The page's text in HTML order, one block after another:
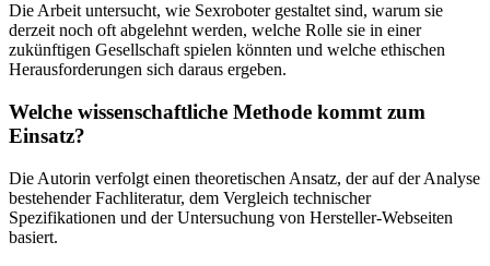
Die Arbeit untersucht, wie Sexroboter gestaltet sind, warum sie
derzeit noch oft abgelehnt werden, welche Rolle sie in einer
zukünftigen Gesellschaft spielen könnten und welche ethischen
Herausforderungen sich daraus ergeben.
Welche wissenschaftliche Methode kommt zum
Einsatz?
Die Autorin verfolgt einen theoretischen Ansatz, der auf der Analyse
bestehender Fachliteratur, dem Vergleich technischer
Spezifikationen und der Untersuchung von Hersteller-Webseiten
basiert.